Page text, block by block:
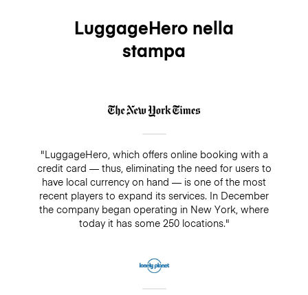
LuggageHero nella
stampa
"LuggageHero, which offers online booking with a
credit card — thus, eliminating the need for users to
have local currency on hand — is one of the most
recent players to expand its services. In December
the company began operating in New York, where
today it has some 250 locations."